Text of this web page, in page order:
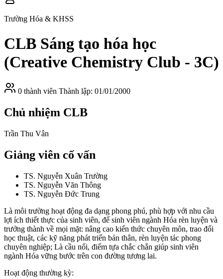
Trường Hóa & KHSS
CLB Sáng tạo hóa học
(Creative Chemistry Club - 3C)
0 thành viên Thành lập: 01/01/2000
Chủ nhiệm CLB
Trần Thu Vân
Giảng viên cố vấn
TS. Nguyễn Xuân Trường
TS. Nguyễn Văn Thông
TS. Nguyễn Đức Trung
Là môi trường hoạt động đa dạng phong phú, phù hợp với nhu cầu
lợi ích thiết thực của sinh viên, để sinh viên ngành Hóa rèn luyện và
trưởng thành về mọi mặt: nâng cao kiến thức chuyên môn, trao đổi
học thuật, các kỹ năng phát triển bản thân, rèn luyện tác phong
chuyên nghiệp; Là cầu nối, điểm tựa chắc chắn giúp sinh viên
ngành Hóa vững bước trên con đường tương lai.
Hoạt động thường kỳ: